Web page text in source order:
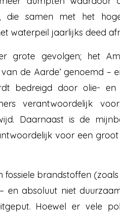
die samen met het
waterpeil jaarlijks deed
grote gevolgen; het
van de Aarde’ genoemd –
bedreigd door olie- en
verantwoordelijk
Daarnaast is de
voor een
fossiele brandstoffen
en absoluut niet
Hoewel er vele